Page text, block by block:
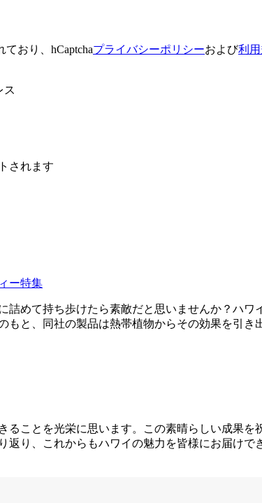
ており、hCaptchaプライバシーポリシーおよび利
ス
されます
ー特集
詰めて持ち歩けたら素敵だと思いませんか？ハ
もと、同社の製品は熱帯植物からその効果を引
ることを光栄に思います。この素晴らしい成果
返り、これからもハワイの魅力を皆様にお届けで